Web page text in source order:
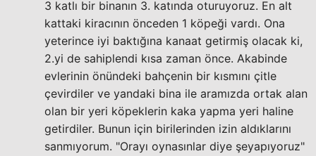
3 katlı bir binanın 3. katında oturuyoruz. En alt
kattaki kiracının önceden 1 köpeği vardı. Ona
yeterince iyi baktığına kanaat getirmiş olacak ki,
2.yi de sahiplendi kısa zaman önce. Akabinde
evlerinin önündeki bahçenin bir kısmını çitle
çevirdiler ve yandaki bina ile aramızda ortak alan
olan bir yeri köpeklerin kaka yapma yeri haline
getirdiler. Bunun için birilerinden izin aldıklarını
sanmıyorum. "Orayı oynasınlar diye şeyapıyoruz"